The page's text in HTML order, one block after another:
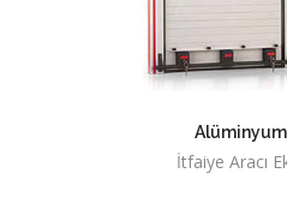
İtfaiye Aracı